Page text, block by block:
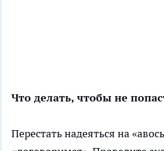
Что делать, чтобы не
Перестать надеяться на